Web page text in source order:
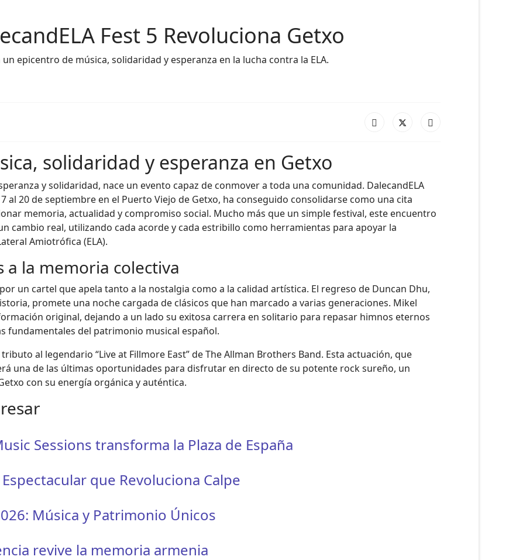
Fest 5 Revoluciona Getxo
epicentro de música, solidaridad y esperanza en la lucha contra la ELA.
solidaridad y esperanza en Getxo
y solidaridad, nace un evento capaz de conmover a toda una comunidad. DalecandELA
al 20 de septiembre en el Puerto Viejo de Getxo, ha conseguido consolidarse como una cita
memoria, actualidad y compromiso social. Mucho más que un simple festival, este encuentro
cambio real, utilizando cada acorde y cada estribillo como herramientas para apoyar la
Amiotrófica (ELA).
a la memoria colectiva
un cartel que apela tanto a la nostalgia como a la calidad artística. El regreso de Duncan Dhu,
promete una noche cargada de clásicos que han marcado a varias generaciones. Mikel
original, dejando a un lado su exitosa carrera en solitario para repasar himnos eternos
fundamentales del patrimonio musical español.
al legendario “Live at Fillmore East” de The Allman Brothers Band. Esta actuación, que
una de las últimas oportunidades para disfrutar en directo de su potente rock sureño, un
con su energía orgánica y auténtica.
Sessions transforma la Plaza de España
que Revoluciona Calpe
Música y Patrimonio Únicos
revive la memoria armenia